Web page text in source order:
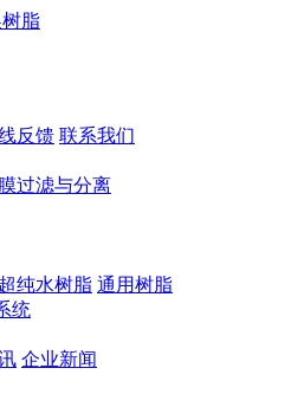
反馈 联系我们
膜过滤与分离
超纯水树脂 通用树脂
统
企业新闻